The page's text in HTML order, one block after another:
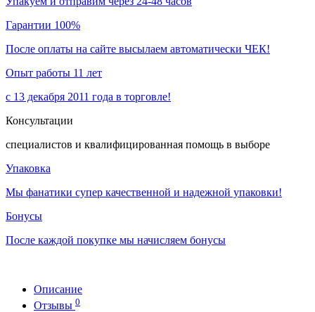
Гарантии 100%
После оплаты на сайте высылаем автоматически ЧЕК!
Опыт работы 11 лет
с 13 декабря 2011 года в торговле!
Консультации
специалистов и квалифицированная помощь в выборе
Упаковка
Мы фанатики супер качественной и надежной упаковки!
Бонусы
После каждой покупке мы начисляем бонусы
Описание
Отзывы 0